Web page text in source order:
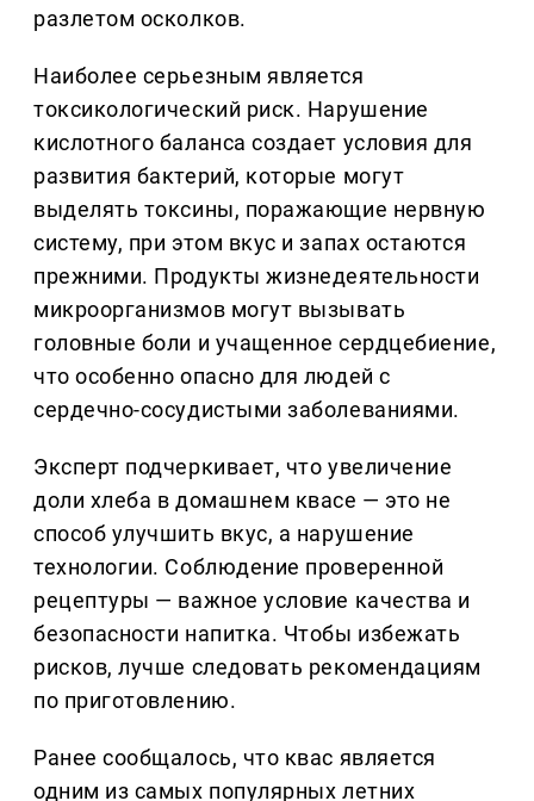
разлетом осколков.
Наиболее серьезным является
токсикологический риск. Нарушение
кислотного баланса создает условия для
развития бактерий, которые могут
выделять токсины, поражающие нервную
систему, при этом вкус и запах остаются
прежними. Продукты жизнедеятельности
микроорганизмов могут вызывать
головные боли и учащенное сердцебиение,
что особенно опасно для людей с
сердечно-сосудистыми заболеваниями.
Эксперт подчеркивает, что увеличение
доли хлеба в домашнем квасе — это не
способ улучшить вкус, а нарушение
технологии. Соблюдение проверенной
рецептуры — важное условие качества и
безопасности напитка. Чтобы избежать
рисков, лучше следовать рекомендациям
по приготовлению.
Ранее сообщалось, что квас является
одним из самых популярных летних